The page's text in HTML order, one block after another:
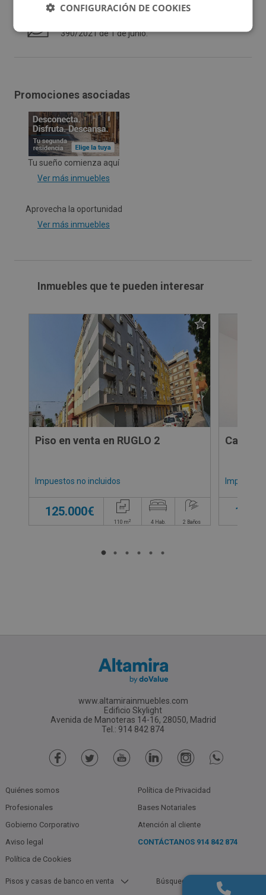
Calificación de eficiencia energética
390/2021 de 1 de junio.
Promociones asociadas
Tu sueño comienza aquí
Ver más inmuebles
Aprovecha la oportunidad
Ver más inmuebles
Inmuebles que te pueden interesar
Piso en venta en RUGLO 2
Impuestos no incluidos
125.000€
110m2 4 Hab. 2 Baños
Casa
www.altamirainmuebles.com
Edificio Skylight
Avenida de Manoteras 14-16, 28050, Madrid
Tel.: 914 842 874
Quiénes somos
Profesionales
Gobierno Corporativo
Aviso legal
Política de Cookies
Política de Privacidad
Bases Notariales
Atención al cliente
CONTÁCTANOS 914 842 874
Pisos y casas de banco en venta Búsquedas populares
CONFIGURACIÓN DE COOKIES